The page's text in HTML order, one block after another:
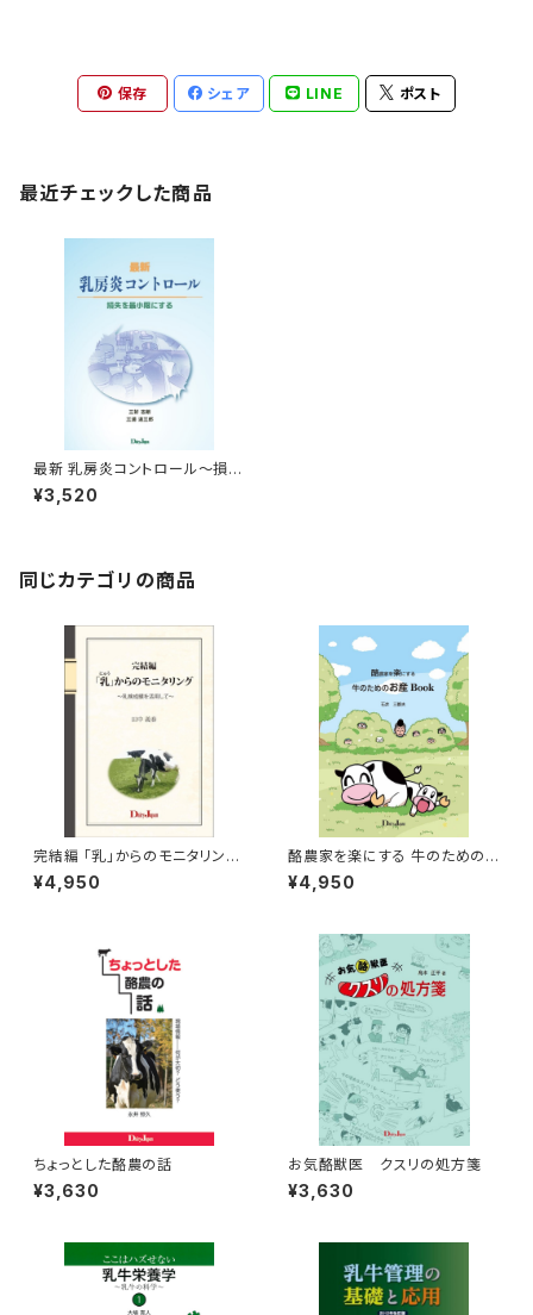
保存 シェア LINE ポスト
最近チェックした商品
最新 乳房炎コントロール～損失
を最小限にする～
¥3,520
同じカテゴリの商品
完結編 「乳」からのモニタリング
～乳検成績を活用して～
¥4,950
酪農家を楽にする 牛のための
お産Book
¥4,950
ちょっとした酪農の話
¥3,630
お気酪獣医 クスリの処方箋
¥3,630